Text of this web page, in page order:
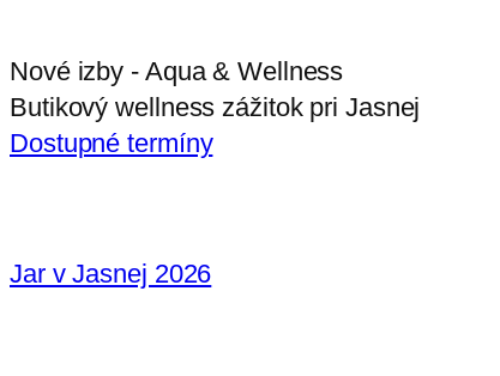
Nové izby - Aqua & Wellness
Butikový wellness zážitok pri Jasnej
Dostupné termíny
Jar v Jasnej 2026